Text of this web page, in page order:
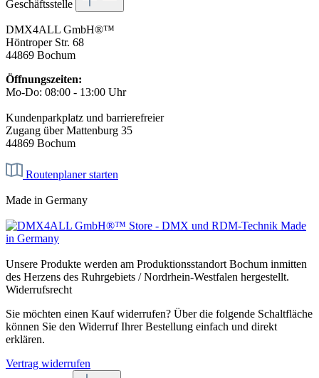
Geschäftsstelle
DMX4ALL GmbH®™
Höntroper Str. 68
44869 Bochum
Öffnungszeiten:
Mo-Do: 08:00 - 13:00 Uhr
Kundenparkplatz und barrierefreier
Zugang über Mattenburg 35
44869 Bochum
Routenplaner starten
Made in Germany
Unsere Produkte werden am Produktionsstandort Bochum inmitten
des Herzens des Ruhrgebiets / Nordrhein-Westfalen hergestellt.
Widerrufsrecht
Sie möchten einen Kauf widerrufen? Über die folgende Schaltfläche
können Sie den Widerruf Ihrer Bestellung einfach und direkt
erklären.
Vertrag widerrufen